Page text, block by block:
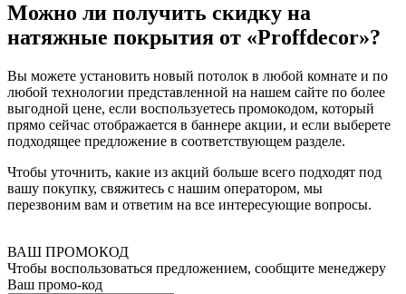
Можно ли получить скидку на
натяжные покрытия от «Proffdecor»?
Вы можете установить новый потолок в любой комнате и по
любой технологии представленной на нашем сайте по более
выгодной цене, если воспользуетесь промокодом, который
прямо сейчас отображается в баннере акции, и если выберете
подходящее предложение в соответствующем разделе.
Чтобы уточнить, какие из акций больше всего подходят под
вашу покупку, свяжитесь с нашим оператором, мы
перезвоним вам и ответим на все интересующие вопросы.
ВАШ ПРОМОКОД
Чтобы воспользоваться предложением, сообщите менеджеру
Ваш промо-код